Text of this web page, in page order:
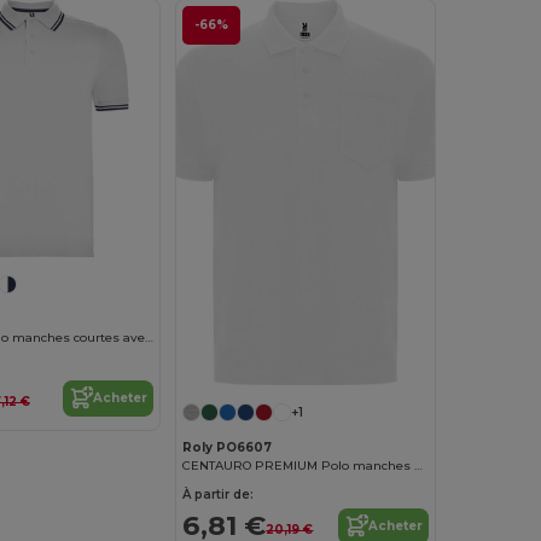
MONTREAL Polo manches courtes avec col et bord de manche en côte 1x1
€ Acheter
-66%
+1
Roly PO6607
CENTAURO PREMIUM Polo manches courtes avec poche sur la poitrine gauche
À partir de:
6,81 €20,19 € Acheter